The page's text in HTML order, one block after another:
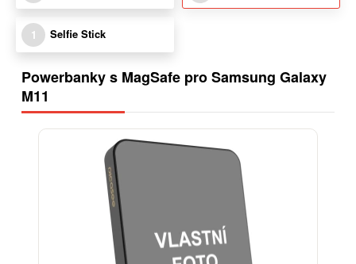
1 Selfie Stick
Powerbanky s MagSafe pro Samsung Galaxy
M11